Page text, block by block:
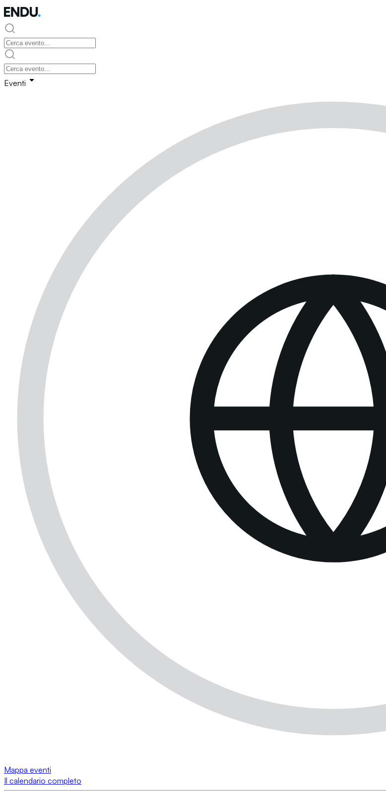
Eventi
Mappa eventi
Il calendario completo